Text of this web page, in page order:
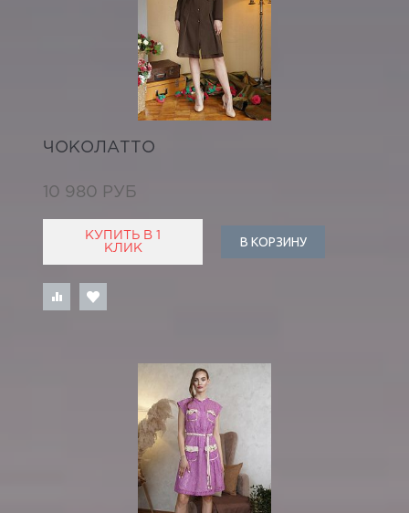
ЧОКОЛАТТО
10 980 РУБ
КУПИТЬ В 1
КЛИК
В КОРЗИНУ